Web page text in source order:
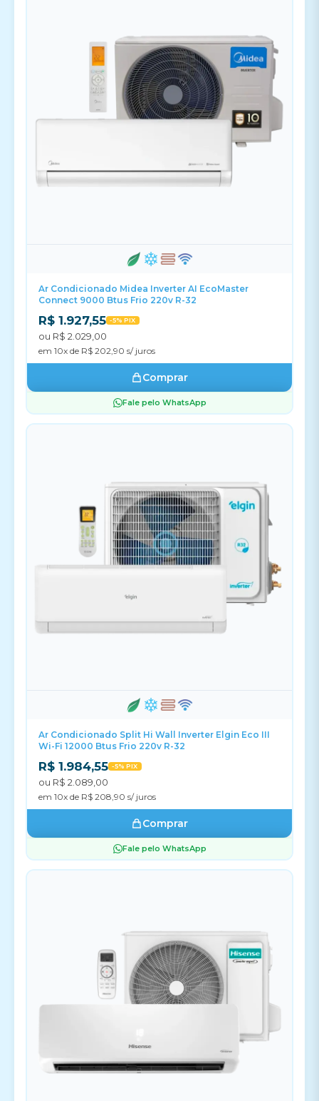
Ar Condicionado Midea Inverter AI EcoMaster
Connect 9000 Btus Frio 220v R-32
R$ 1.927,55 -5% PIX
ou R$ 2.029,00
em 10x de R$ 202,90 s/ juros
Comprar
Fale pelo WhatsApp
Ar Condicionado Split Hi Wall Inverter Elgin Eco III
Wi-Fi 12000 Btus Frio 220v R-32
R$ 1.984,55 -5% PIX
ou R$ 2.089,00
em 10x de R$ 208,90 s/ juros
Comprar
Fale pelo WhatsApp